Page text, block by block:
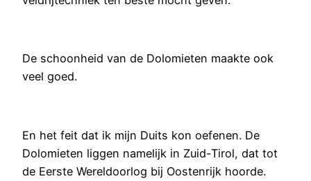
De schoonheid van de Dolomieten maakte ook
veel goed.
En het feit dat ik mijn Duits kon oefenen. De
Dolomieten liggen namelijk in Zuid-Tirol, dat tot
de Eerste Wereldoorlog bij Oostenrijk hoorde.